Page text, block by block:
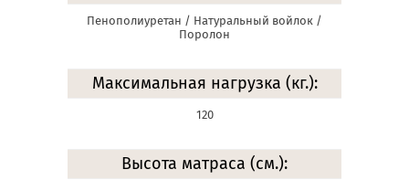
Пенополиуретан / Натуральный войлок /
Поролон
Максимальная нагрузка (кг.):
120
Высота матраса (см.):